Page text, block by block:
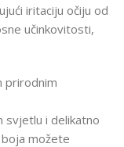
iritaciju očiju od
učinkovitosti,
prirodnim
svjetlu i delikatno
možete